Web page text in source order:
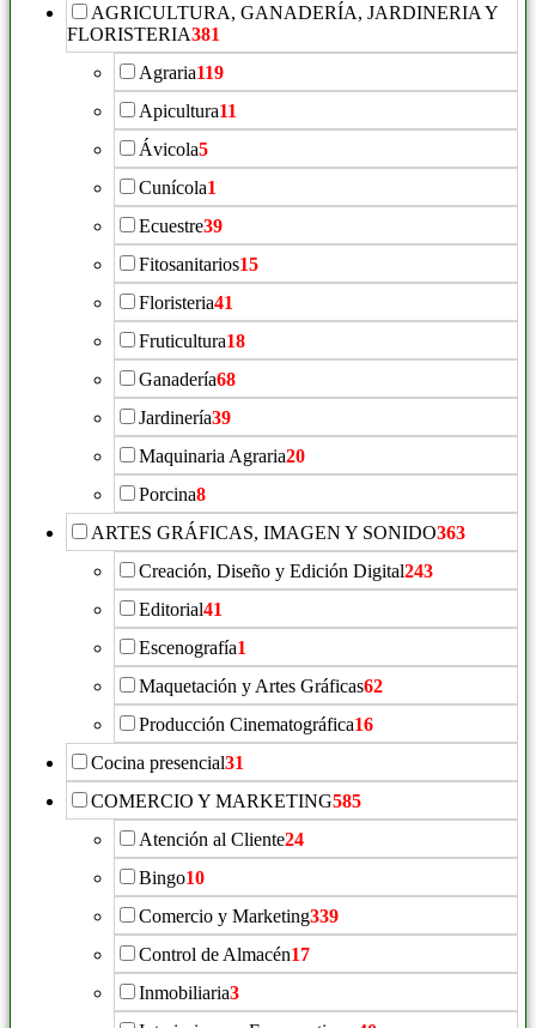
AGRICULTURA, GANADERÍA, JARDINERIA Y
FLORISTERIA381
Agraria119
Apicultura11
Ávicola5
Cunícola1
Ecuestre39
Fitosanitarios15
Floristeria41
Fruticultura18
Ganadería68
Jardinería39
Maquinaria Agraria20
Porcina8
ARTES GRÁFICAS, IMAGEN Y SONIDO363
Creación, Diseño y Edición Digital243
Editorial41
Escenografía1
Maquetación y Artes Gráficas62
Producción Cinematográfica16
Cocina presencial31
COMERCIO Y MARKETING585
Atención al Cliente24
Bingo10
Comercio y Marketing339
Control de Almacén17
Inmobiliaria3